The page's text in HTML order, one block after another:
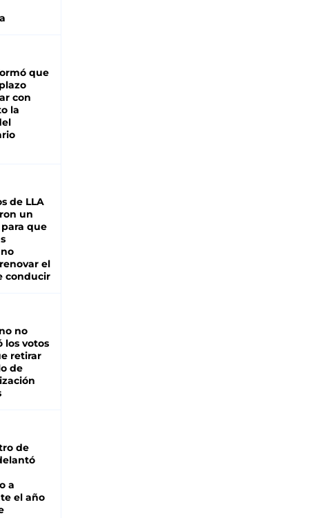
que
con
la
de LLA
un
que
el
conducir
no
los votos
retirar
de
de
a
el año